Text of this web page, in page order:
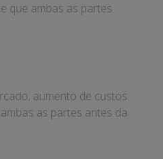
que ambas as partes
aumento de custos
as partes antes da